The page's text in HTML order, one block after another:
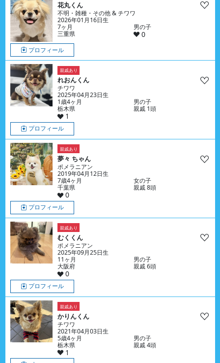
花丸くん
不明・雑種・その他 & チワワ
2026年01月16日生
7ヶ月
男の子
三重県
0
プロフィール
親戚あり
れおんくん
チワワ
2025年04月23日生
1歳4ヶ月
男の子
栃木県
親戚 1頭
1
プロフィール
親戚あり
夢々 ちゃん
ポメラニアン
2019年04月12日生
7歳4ヶ月
女の子
千葉県
親戚 8頭
0
プロフィール
親戚あり
むくくん
ポメラニアン
2025年09月25日生
11ヶ月
男の子
大阪府
親戚 6頭
0
プロフィール
親戚あり
かりんくん
チワワ
2021年04月03日生
5歳4ヶ月
男の子
栃木県
親戚 4頭
1